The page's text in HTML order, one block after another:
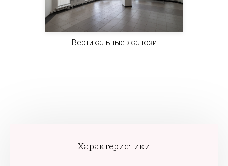
Вертикальные жалюзи
Характеристики